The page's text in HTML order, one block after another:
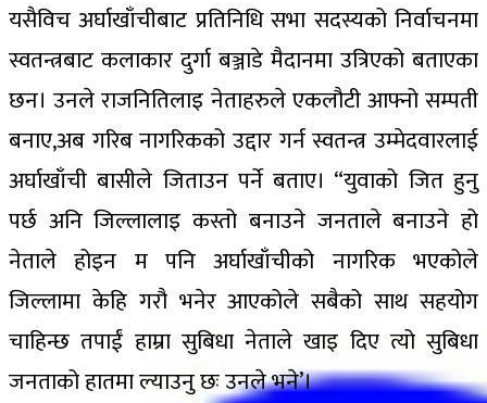
यसैविच अर्घाखाँचीबाट प्रतिनिधि सभा सदस्यको निर्वाचनमा
स्वतन्त्रबाट कलाकार दुर्गा बञ्जाडे मैदानमा उत्रिएको बताएका
छन। उनले राजनितिलाइ नेताहरुले एकलौटी आफ्नो सम्पती
बनाए,अब गरिब नागरिकको उद्दार गर्न स्वतन्त्र उम्मेदवारलाई
अर्घाखाँची बासीले जिताउन पर्ने बताए। “युवाको जित हुनु
पर्छ अनि जिल्लालाइ कस्तो बनाउने जनताले बनाउने हो
नेताले होइन म पनि अर्घाखाँचीको नागरिक भएकोले
जिल्लामा केहि गरौ भनेर आएकोले सबैको साथ सहयोग
चाहिन्छ तपाईं हाम्रा सुबिधा नेताले खाइ दिए त्यो सुबिधा
जनताको हातमा ल्याउनु छः उनले भने’।